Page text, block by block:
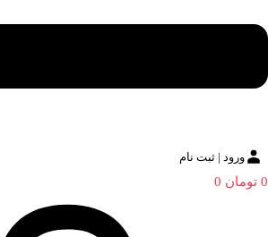
ورود | ثبت نام
0 تومان 0